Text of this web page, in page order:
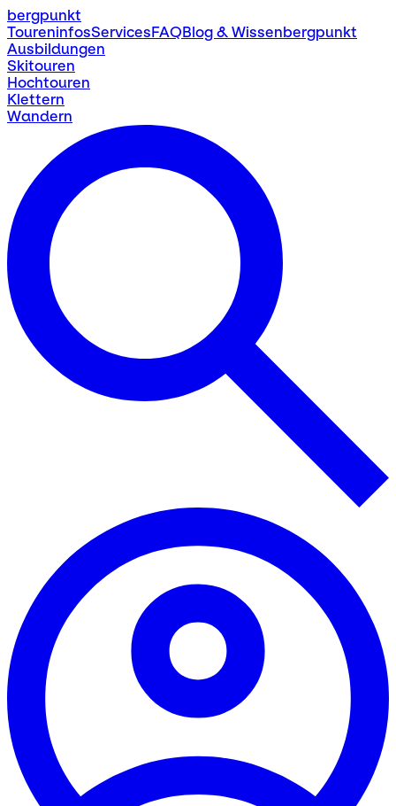
bergpunkt
ToureninfosServicesFAQBlog & Wissenbergpunkt
Ausbildungen
Skitouren
Hochtouren
Klettern
Wandern